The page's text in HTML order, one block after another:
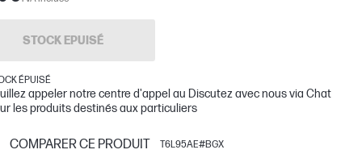
STOCK EPUISÉ
ÉPUISÉ
appeler notre centre d'appel au Discutez avec nous via Chat
les produits destinés aux particuliers
COMPARER CE PRODUIT T6L95AE#BGX